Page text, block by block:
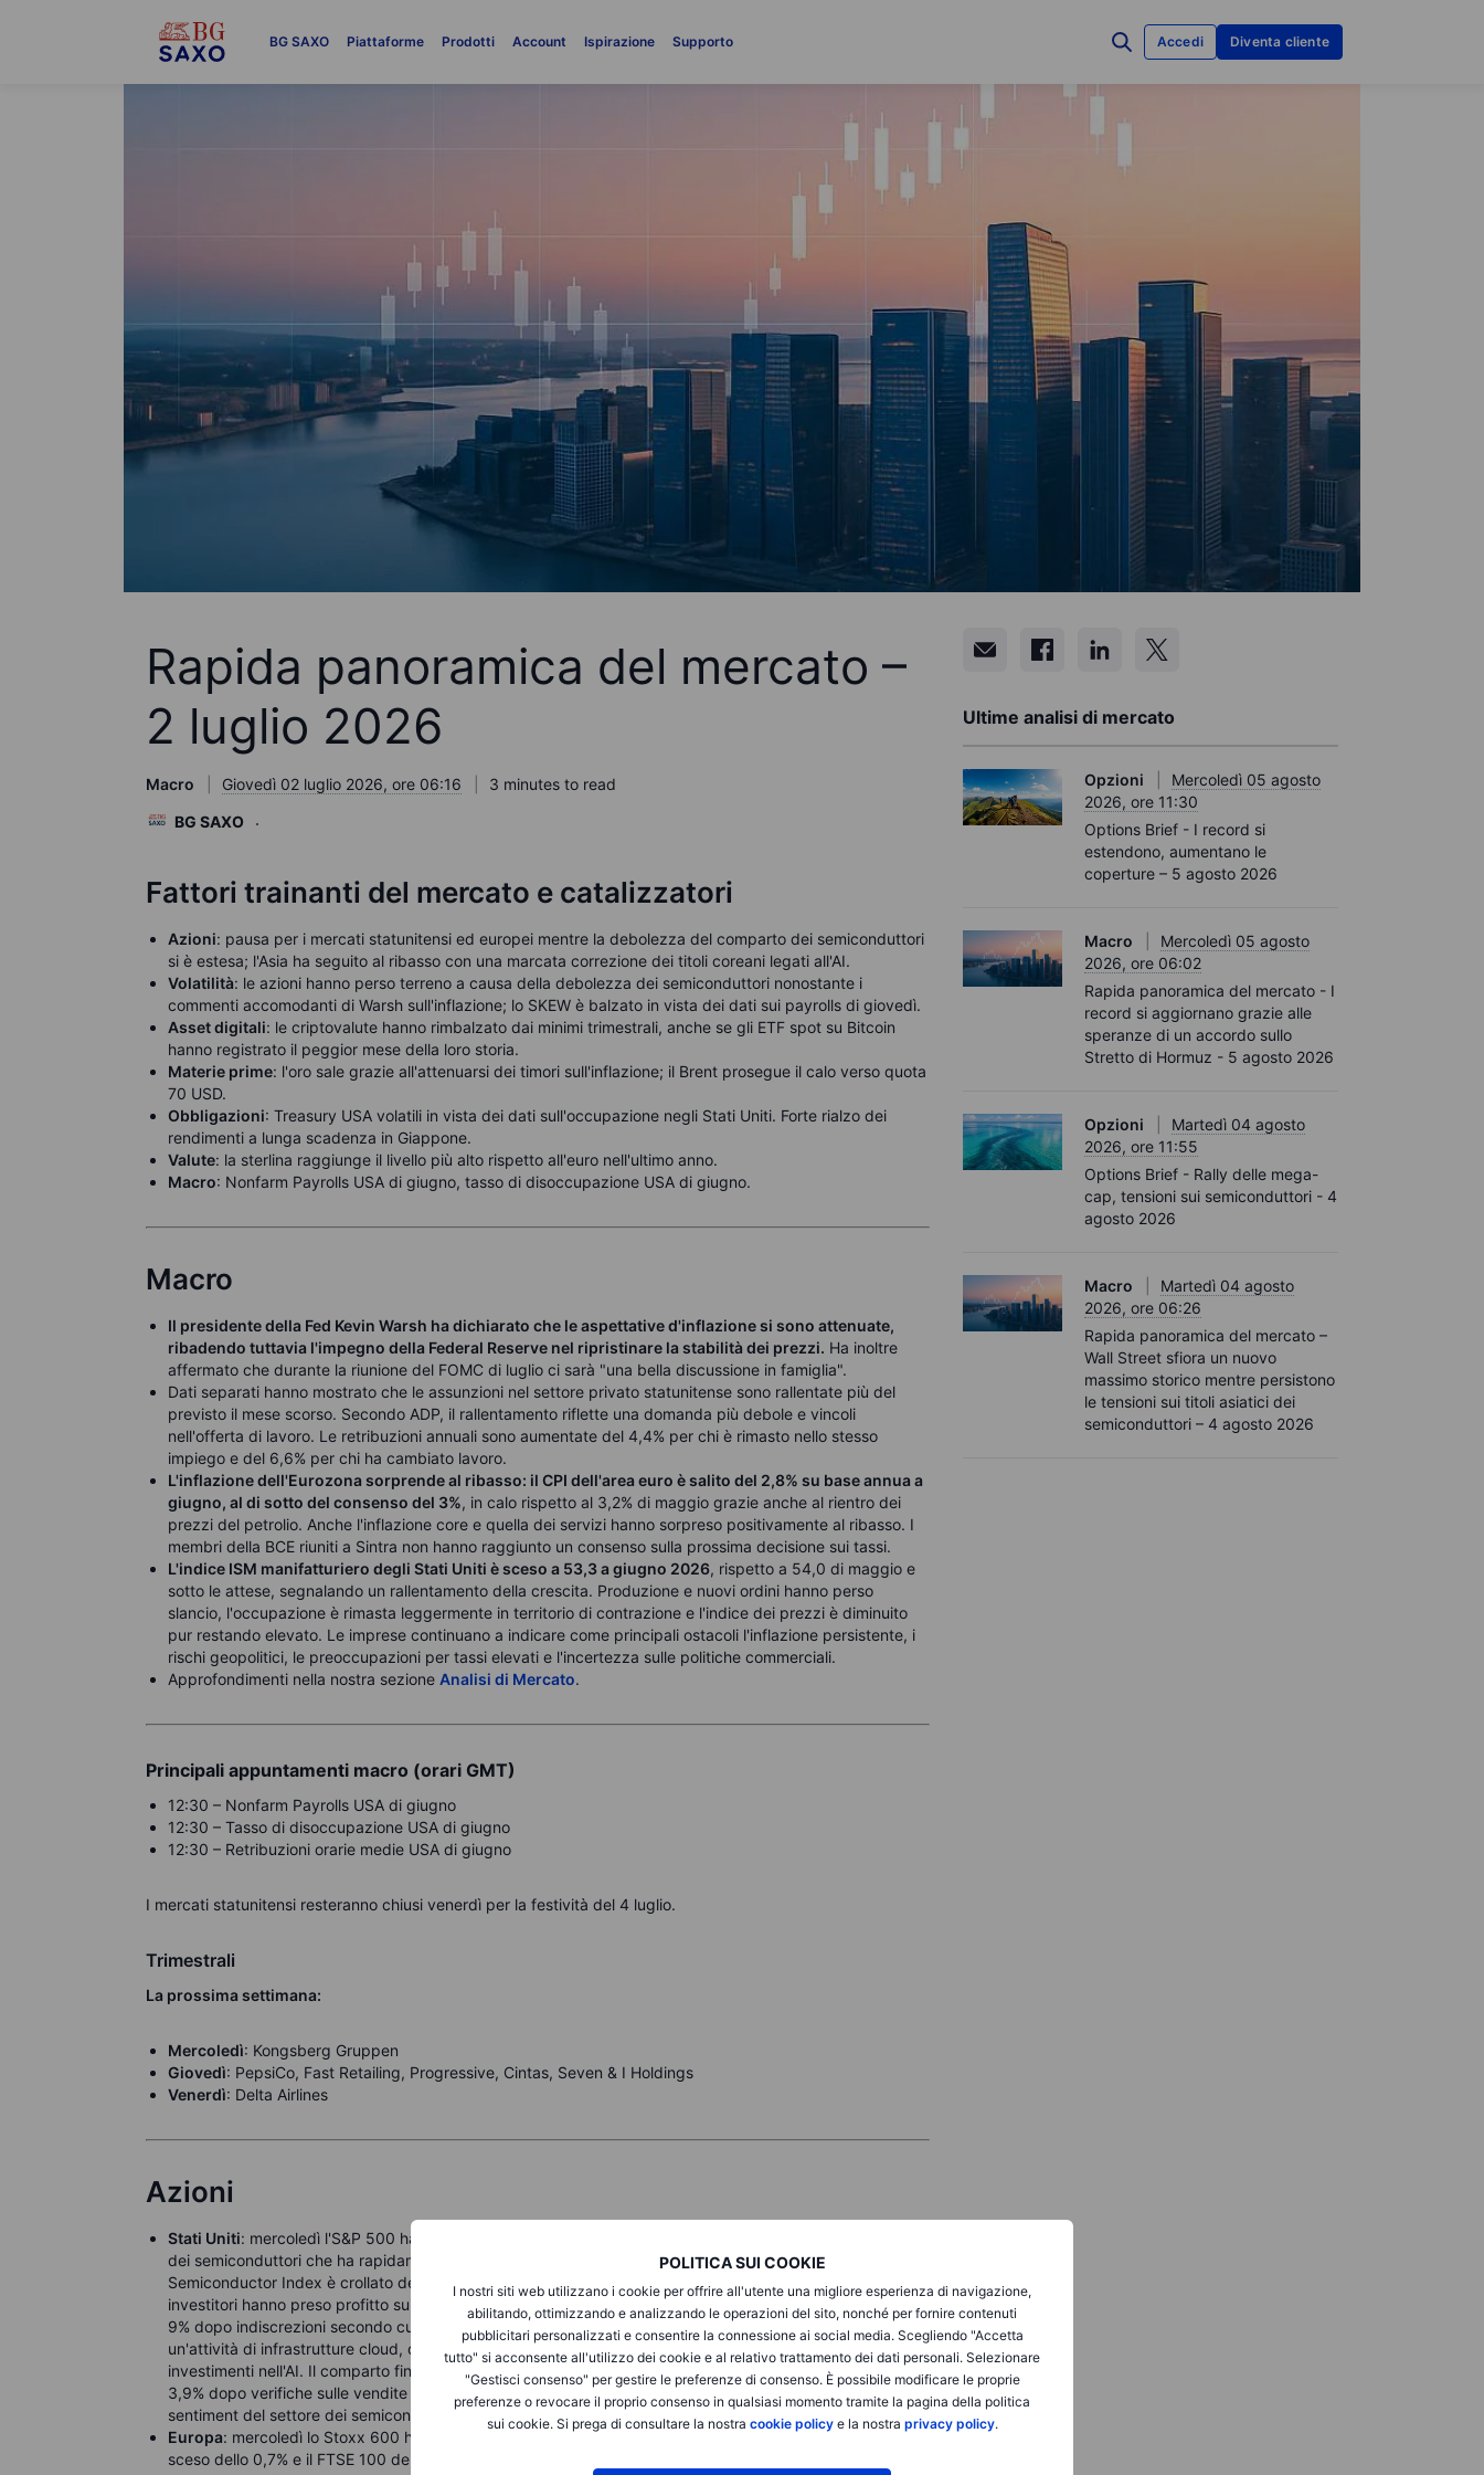
BG SAXO Piattaforme Prodotti Account Ispirazione Supporto Accedi Diventa cliente
POLITICA SUI COOKIE
I nostri siti web utilizzano i cookie per offrire all'utente una migliore esperienza di navigazione,
abilitando, ottimizzando e analizzando le operazioni del sito, nonché per fornire contenuti
pubblicitari personalizzati e consentire la connessione ai social media. Scegliendo "Accetta
tutto" si acconsente all'utilizzo dei cookie e al relativo trattamento dei dati personali. Selezionare
"Gestisci consenso" per gestire le preferenze di consenso. È possibile modificare le proprie
preferenze o revocare il proprio consenso in qualsiasi momento tramite la pagina della politica
sui cookie. Si prega di consultare la nostra cookie policye la nostra privacy policy.
Rapida panoramica del mercato –
2 luglio 2026
Macro Giovedì 02 luglio 2026, ore 06:16
3 minutes to read
BG SAXO
Fattori trainanti del mercato e catalizzatori
Azioni: pausa per i mercati statunitensi ed europei mentre la debolezza del comparto dei semiconduttori
si è estesa; l'Asia ha seguito al ribasso con una marcata correzione dei titoli coreani legati all'AI.
Volatilità: le azioni hanno perso terreno a causa della debolezza dei semiconduttori nonostante i
commenti accomodanti di Warsh sull'inflazione; lo SKEW è balzato in vista dei dati sui payrolls di giovedì.
Asset digitali: le criptovalute hanno rimbalzato dai minimi trimestrali, anche se gli ETF spot su Bitcoin
hanno registrato il peggior mese della loro storia.
Materie prime: l'oro sale grazie all'attenuarsi dei timori sull'inflazione; il Brent prosegue il calo verso quota
70 USD.
Obbligazioni: Treasury USA volatili in vista dei dati sull'occupazione negli Stati Uniti. Forte rialzo dei
rendimenti a lunga scadenza in Giappone.
Valute: la sterlina raggiunge il livello più alto rispetto all'euro nell'ultimo anno.
Macro: Nonfarm Payrolls USA di giugno, tasso di disoccupazione USA di giugno.
Macro
Il presidente della Fed Kevin Warsh ha dichiarato che le aspettative d'inflazione si sono attenuate,
ribadendo tuttavia l'impegno della Federal Reserve nel ripristinare la stabilità dei prezzi. Ha inoltre
affermato che durante la riunione del FOMC di luglio ci sarà "una bella discussione in famiglia".
Dati separati hanno mostrato che le assunzioni nel settore privato statunitense sono rallentate più del
previsto il mese scorso. Secondo ADP, il rallentamento riflette una domanda più debole e vincoli
nell'offerta di lavoro. Le retribuzioni annuali sono aumentate del 4,4% per chi è rimasto nello stesso
impiego e del 6,6% per chi ha cambiato lavoro.
L'inflazione dell'Eurozona sorprende al ribasso: il CPI dell'area euro è salito del 2,8% su base annua a
giugno, al di sotto del consenso del 3%, in calo rispetto al 3,2% di maggio grazie anche al rientro dei
prezzi del petrolio. Anche l'inflazione core e quella dei servizi hanno sorpreso positivamente al ribasso. I
membri della BCE riuniti a Sintra non hanno raggiunto un consenso sulla prossima decisione sui tassi.
L'indice ISM manifatturiero degli Stati Uniti è sceso a 53,3 a giugno 2026, rispetto a 54,0 di maggio e
sotto le attese, segnalando un rallentamento della crescita. Produzione e nuovi ordini hanno perso
slancio, l'occupazione è rimasta leggermente in territorio di contrazione e l'indice dei prezzi è diminuito
pur restando elevato. Le imprese continuano a indicare come principali ostacoli l'inflazione persistente, i
rischi geopolitici, le preoccupazioni per tassi elevati e l'incertezza sulle politiche commerciali.
Approfondimenti nella nostra sezione Analisi di Mercato.
Principali appuntamenti macro (orari GMT)
12:30 – Nonfarm Payrolls USA di giugno
12:30 – Tasso di disoccupazione USA di giugno
12:30 – Retribuzioni orarie medie USA di giugno
I mercati statunitensi resteranno chiusi venerdì per la festività del 4 luglio.
Trimestrali
La prossima settimana:
Mercoledì: Kongsberg Gruppen
Giovedì: PepsiCo, Fast Retailing, Progressive, Cintas, Seven & I Holdings
Venerdì: Delta Airlines
Azioni
Stati Uniti: mercoledì l'S&P 500 ha ceduto lo 0,2%, mentre il Nasdaq 100 ha perso l'1,5%, con il comparto
dei semiconduttori che ha rapidamente rallentato dopo un trimestre molto positivo. Il Philadelphia
Semiconductor Index è crollato del 6,3%, con Micron in calo del 10,6% e Corning del 13,6%, mentre gli
investitori hanno preso profitto sui titoli hardware legati all'intelligenza artificiale. Meta è balzata di quasi il
9% dopo indiscrezioni secondo cui potrebbe vendere la capacità di calcolo AI in eccesso attraverso
un'attività di infrastrutture cloud, offrendo agli investitori una visione più chiara del ritorno sugli ingenti
investimenti nell'AI. Il comparto finanziario ha limitato le perdite del mercato, mentre Walmart ha ceduto il
3,9% dopo verifiche sulle vendite inferiori alle attese. L'attenzione si sposta ora sui dati sul lavoro e sul
sentiment del settore dei semiconduttori.
Europa: mercoledì lo Stoxx 600 ha perso lo 0,4% attestandosi a 639,31 punti, mentre l'Euro Stoxx 50 è
sceso dello 0,7% e il FTSE 100 dello 0,2%, con gli investitori che hanno preso una pausa dopo il miglior
Ultime analisi di mercato
Opzioni
Mercoledì 05 agosto
2026, ore 11:30
Options Brief - I record si
estendono, aumentano le
coperture – 5 agosto 2026
Macro
Mercoledì 05 agosto
2026, ore 06:02
Rapida panoramica del mercato - I
record si aggiornano grazie alle
speranze di un accordo sullo
Stretto di Hormuz - 5 agosto 2026
Opzioni
Martedì 04 agosto
2026, ore 11:55
Options Brief - Rally delle mega-
cap, tensioni sui semiconduttori - 4
agosto 2026
Macro
Martedì 04 agosto
2026, ore 06:26
Rapida panoramica del mercato –
Wall Street sfiora un nuovo
massimo storico mentre persistono
le tensioni sui titoli asiatici dei
semiconduttori – 4 agosto 2026